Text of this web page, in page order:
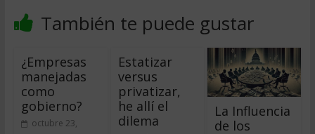
También te puede gustar
¿Empresas
manejadas
como
gobierno?
octubre 23,
Estatizar
versus
privatizar,
he allí el
dilema
La Influencia
de los